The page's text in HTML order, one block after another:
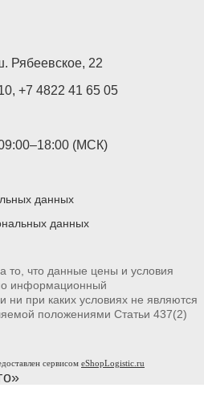
Рябеевское, 22
, +7 4822 41 65 05
(МСК)
данных
данных
что данные цены и условия
информационный
ни при каких условиях не являются
положениями Статьи 437(2)
сервисом eShopLogistic.ru